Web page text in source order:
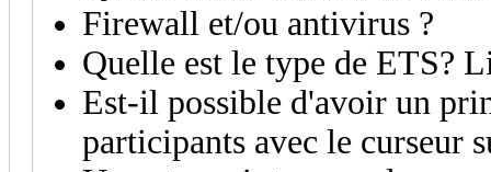
Firewall et/ou antivirus ?
Quelle est le type de ETS?
Est-il possible d'avoir un
participants avec le curseur